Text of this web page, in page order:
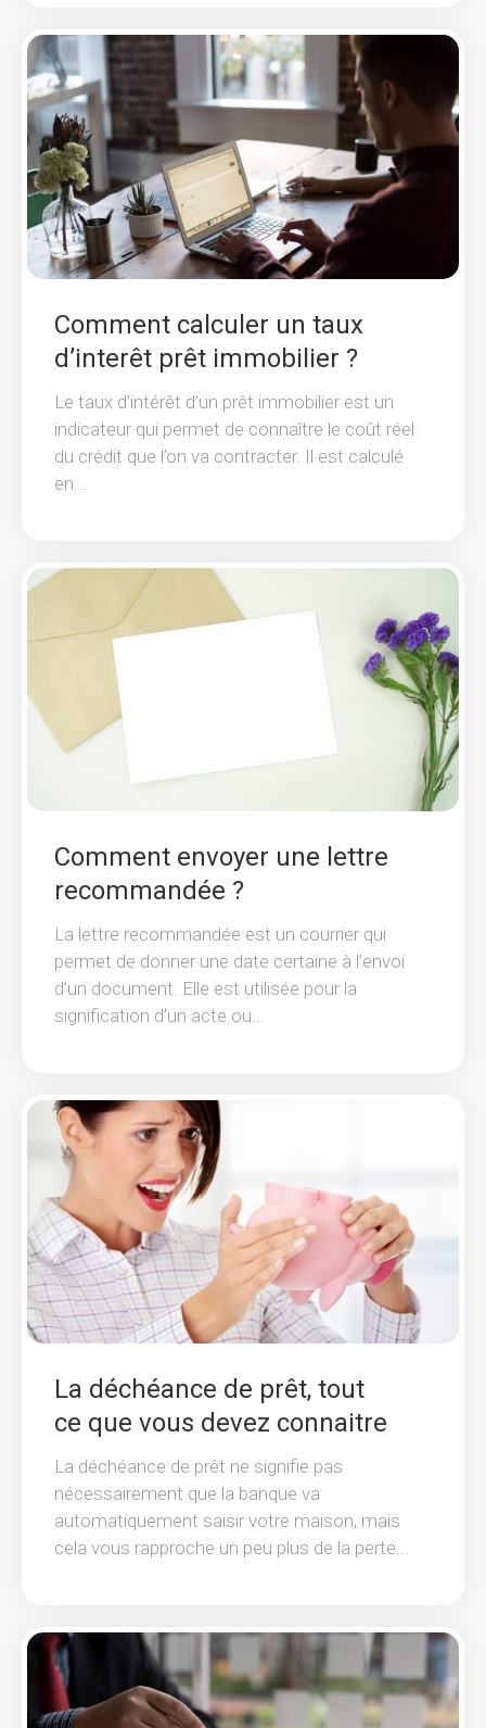
Comment calculer un taux
d’interêt prêt immobilier ?
Le taux d’intérêt d’un prêt immobilier est un
indicateur qui permet de connaître le coût réel
du crédit que l’on va contracter. Il est calculé
en...
Comment envoyer une lettre
recommandée ?
La lettre recommandée est un courrier qui
permet de donner une date certaine à l’envoi
d’un document. Elle est utilisée pour la
signification d’un acte ou...
La déchéance de prêt, tout
ce que vous devez connaitre
La déchéance de prêt ne signifie pas
nécessairement que la banque va
automatiquement saisir votre maison, mais
cela vous rapproche un peu plus de la perte...